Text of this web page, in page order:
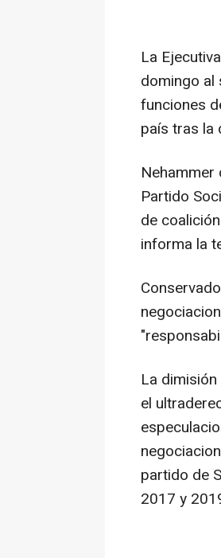
La
domingo al
funciones
país tras la
Partido
de
informa la
La
el
partido de
2017 y